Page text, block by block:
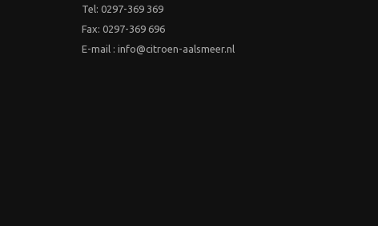
Tel: 0297-369 369
Fax: 0297-369 696
E-mail : info@citroen-aalsmeer.nl